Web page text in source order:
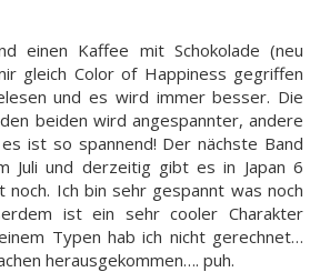
einen Kaffee mit Schokolade (neu
gleich Color of Happiness gegriffen
und es wird immer besser. Die
beiden wird angespannter, andere
ist so spannend! Der nächste Band
Juli und derzeitig gibt es in Japan 6
noch. Ich bin sehr gespannt was noch
ist ein sehr cooler Charakter
Typen hab ich nicht gerechnet…
herausgekommen…. puh.